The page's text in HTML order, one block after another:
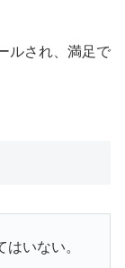
ルされ、満足で
いない。